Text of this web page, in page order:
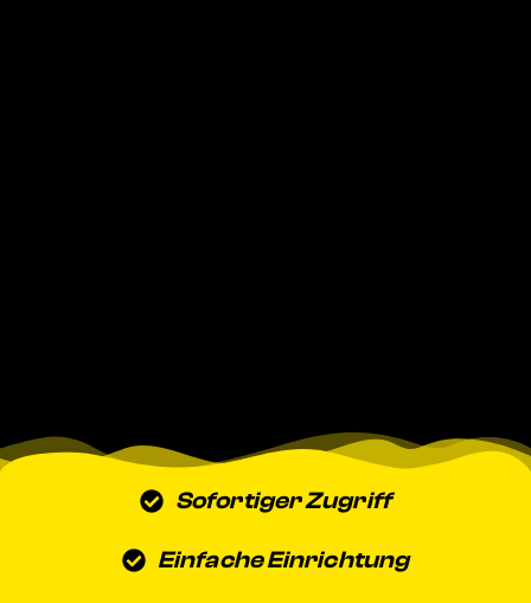
Sofortiger Zugriff
Einfache Einrichtung